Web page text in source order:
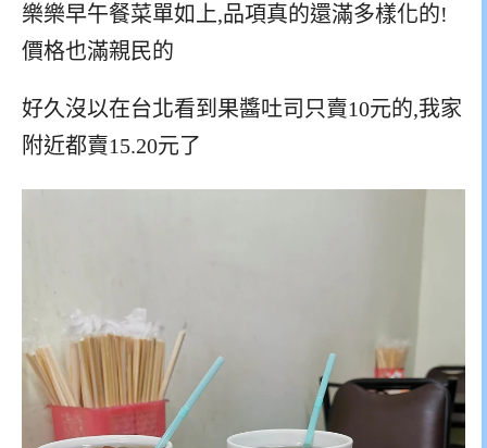
樂樂早午餐菜單如上,品項真的還滿多樣化的!
價格也滿親民的
好久沒以在台北看到果醬吐司只賣10元的,我家
附近都賣15.20元了